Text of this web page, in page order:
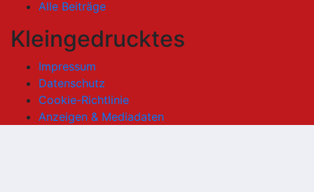
Alle Beiträge
Kleingedrucktes
Impressum
Datenschutz
Cookie-Richtlinie
Anzeigen & Mediadaten